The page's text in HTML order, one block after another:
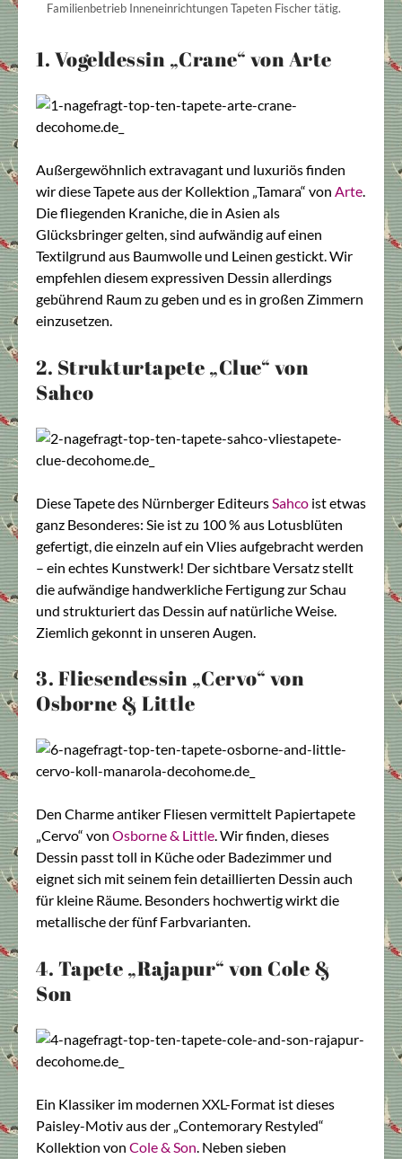
Familienbetrieb Inneneinrichtungen Tapeten Fischer tätig.
1. Vogeldessin „Crane“ von Arte
Außergewöhnlich extravagant und luxuriös finden
wir diese Tapete aus der Kollektion „Tamara“ von Arte.
Die fliegenden Kraniche, die in Asien als
Glücksbringer gelten, sind aufwändig auf einen
Textilgrund aus Baumwolle und Leinen gestickt. Wir
empfehlen diesem expressiven Dessin allerdings
gebührend Raum zu geben und es in großen Zimmern
einzusetzen.
2. Strukturtapete „Clue“ von
Sahco
Diese Tapete des Nürnberger EditeursSahco ist etwas
ganz Besonderes: Sie ist zu 100 % aus Lotusblüten
gefertigt, die einzeln auf ein Vlies aufgebracht werden
– ein echtes Kunstwerk! Der sichtbare Versatz stellt
die aufwändige handwerkliche Fertigung zur Schau
und strukturiert das Dessin auf natürliche Weise.
Ziemlich gekonnt in unseren Augen.
3. Fliesendessin „Cervo“ von
Osborne & Little
Den Charme antiker Fliesen vermittelt Papiertapete
„Cervo“ von Osborne & Little. Wir finden, dieses
Dessin passt toll in Küche oder Badezimmer und
eignet sich mit seinem fein detaillierten Dessin auch
für kleine Räume. Besonders hochwertig wirkt die
metallische der fünf Farbvarianten.
4. Tapete „Rajapur“ von Cole &
Son
Ein Klassiker im modernen XXL-Format ist dieses
Paisley-Motiv aus der „Contemorary Restyled“
Kollektion von Cole & Son. Neben sieben